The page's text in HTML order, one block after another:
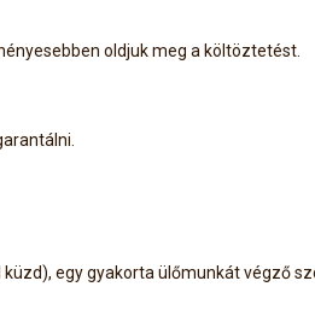
oldjuk meg a költöztetést.
egy gyakorta ülőmunkát végző